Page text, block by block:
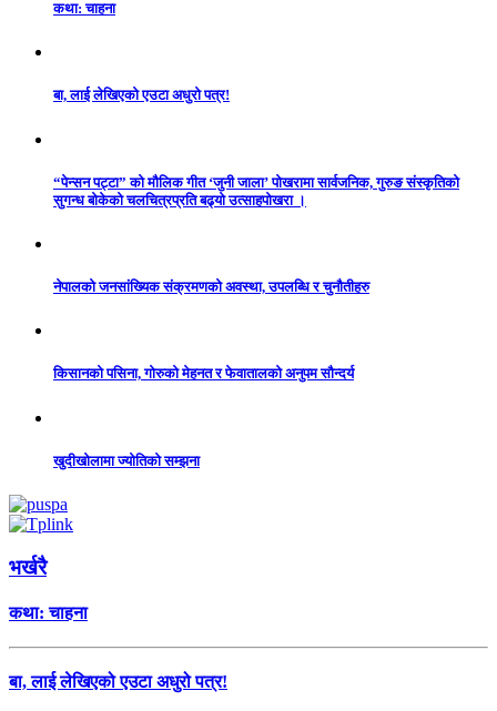
कथा: चाहना
बा, लाई लेखिएको एउटा अधुरो पत्र!
“पेन्सन पट्टा” को मौलिक गीत ‘जुनी जाला’ पोखरामा सार्वजनिक, गुरुङ संस्कृतिको
सुगन्ध बोकेको चलचित्रप्रति बढ्यो उत्साहपोखरा ।
नेपालको जनसांख्यिक संक्रमणको अवस्था, उपलब्धि र चुनौतीहरु
किसानको पसिना, गोरुको मेहनत र फेवातालको अनुपम सौन्दर्य
खुदीखोलामा ज्योतिको सम्झना
भर्खरै
कथा: चाहना
बा, लाई लेखिएको एउटा अधुरो पत्र!